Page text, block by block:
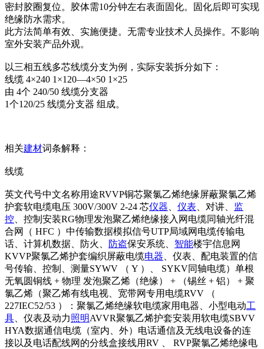
密封胶圈复位。胶体需10分钟左右表面固化。固化后即可实现
绝缘防水需求。
此方法简单有效、实施便捷。无需专业技术人员操作。不影响
室外安装产品外观。
以三相五线多芯线缆分支为例，实际安装拆分如下：
线缆 4×240 1×120—4×50 1×25
由 4个 240/50 线缆分支器
1个120/25 线缆分支器 组成。
相关建材词条解释：
线缆
英文代号中文名称用途RVVP铜芯聚氯乙烯绝缘屏蔽聚氯乙烯
护套软电缆电压 300V/300V 2-24 芯仪器 仪表 、对讲、 监
控 、控制安装RG物理发泡聚乙烯绝缘接入网电缆同轴光纤混
合网（ HFC ）中传输数据模拟信号UTP局域网电缆传输电
话、计算机数据、防火、
防盗保安系统、 智能楼宇信息网
KVVP聚氯乙烯护套编织屏蔽电缆电器 、仪表、配电装置的信
号传输、控制、测量SYWV （ Y ）、 SYKV同轴电缆）单根
无氧圆铜线 + 物理 发泡聚乙烯（绝缘） + （锡丝 + 铝） + 聚
氯乙烯（聚乙烯有线电视、宽带网专用电缆RVV （
227IEC52/53 ）：聚氯乙烯绝缘软电缆家用电器、小型电动工
具 、仪表及动力照明AVVR聚氯乙烯护套安装用软电缆SBVV
HYA数据通信电缆（室内、外）电话通信及无线电设备的连
接以及电话配线网的分线盒接线用RV 、 RVP聚氯乙烯绝缘电